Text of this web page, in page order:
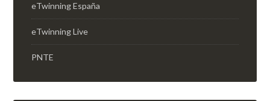
eTwinning España
eTwinning Live
PNTE